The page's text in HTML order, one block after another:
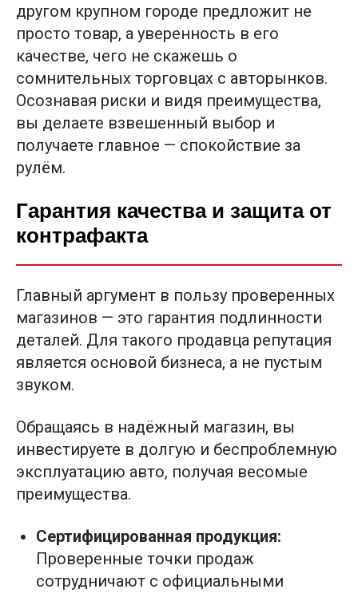
другом крупном городе предложит не
просто товар, а уверенность в его
качестве, чего не скажешь о
сомнительных торговцах с авторынков.
Осознавая риски и видя преимущества,
вы делаете взвешенный выбор и
получаете главное — спокойствие за
рулём.
Гарантия качества и защита от
контрафакта
Главный аргумент в пользу проверенных
магазинов — это гарантия подлинности
деталей. Для такого продавца репутация
является основой бизнеса, а не пустым
звуком.
Обращаясь в надёжный магазин, вы
инвестируете в долгую и беспроблемную
эксплуатацию авто, получая весомые
преимущества.
Сертифицированная продукция:
Проверенные точки продаж
сотрудничают с официальными